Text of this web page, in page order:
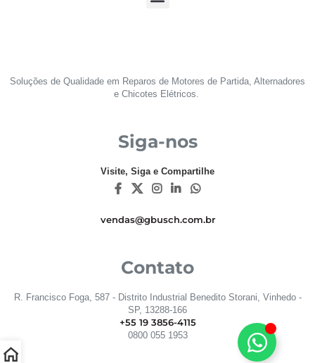
Soluções de Qualidade em Reparos de Motores de Partida, Alternadores
e Chicotes Elétricos.
Siga-nos
Visite, Siga e Compartilhe
vendas@gbusch.com.br
Contato
R. Francisco Foga, 587 - Distrito Industrial Benedito Storani, Vinhedo -
SP, 13288-166
+55 19 3856-4115
0800 055 1953